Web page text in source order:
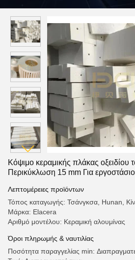
Κόψιμο κεραμικής πλάκας οξειδίου
Περικύκλωση 15 mm Για εργοστάσιο
Λεπτομέρειες προϊόντων
Τόπος καταγωγής: Τσάνγκσα, Hunan,
Μάρκα: Elacera
Αριθμό μοντέλου: Κεραμική αλουμίνας
Όροι πληρωμής & ναυτιλίας
Ποσότητα παραγγελίας min: